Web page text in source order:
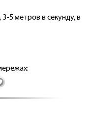
5 метров в секунду, в